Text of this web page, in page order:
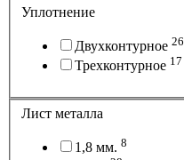
Уплотнение
Двухконтурное 26
Трехконтурное 17
Лист металла
1,8 мм. 8